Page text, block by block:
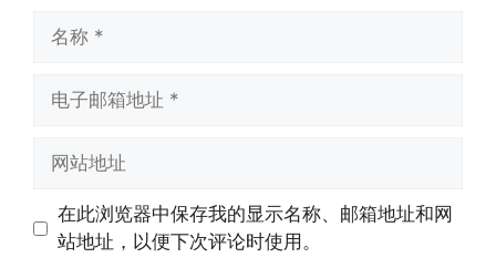
址
址
在此浏览器中保存我的显示名称、邮箱地址和网
站地址，以便下次评论时使用。